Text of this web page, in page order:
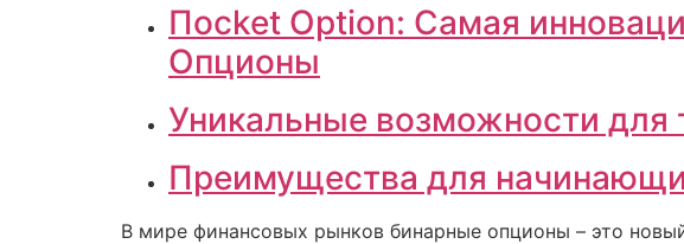
Пocket Option: Самая
Опционы
Уникальные возможности для
Преимущества для
В мире финансовых рынков бинарные опционы – это